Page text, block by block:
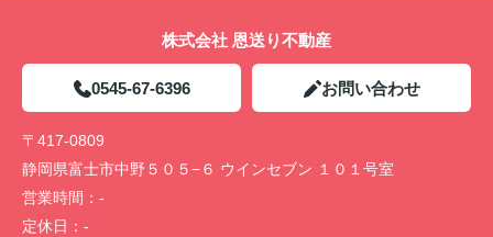
株式会社 恩送り不動産
0545-67-6396 お問い合わせ
〒417-0809
静岡県富士市中野５０５−６ ウインセブン １０１号室
営業時間： -
定休日： -